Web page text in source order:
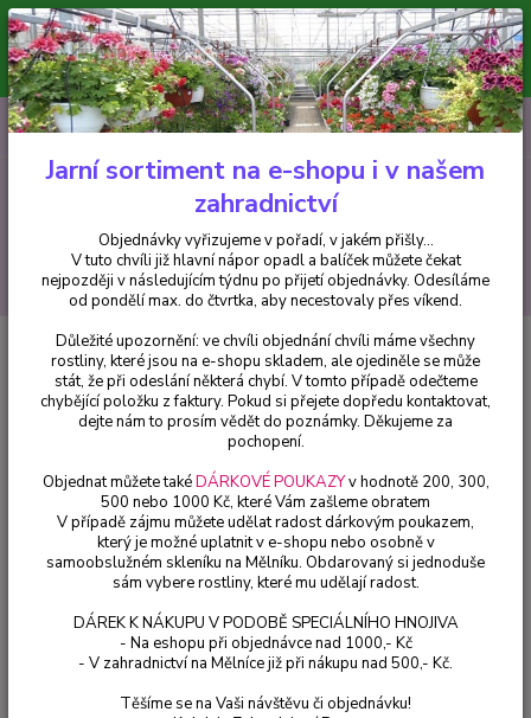
Minimální hodnota pro odeslání z e-shopu je 300 Kč.
V tuto chvíli již hlavní nápor objednávek opadl a balíček můžete čekat
nejpozději v následujícím týdnu po přijetí objednávky. Objednávky
vyřizujeme v pořadí, v jakém přišly...
CZK
Hledat
+420 602 223 614 0ks
za0 Kč
Fuchsie Mascarde - cena za kus v 3-kusovém balení
Mascarde - cena za kus v 3-
kusovém balení
Jarní sortiment na e-shopu i v našem
zahradnictví
Objednávky vyřizujeme v pořadí, v jakém přišly...
V tuto chvíli již hlavní nápor opadl a balíček můžete čekat
nejpozději v následujícím týdnu po přijetí objednávky. Odesíláme
od pondělí max. do čtvrtka, aby necestovaly přes víkend.
Důležité upozornění: ve chvíli objednání chvíli máme všechny
rostliny, které jsou na e-shopu skladem, ale ojediněle se může
stát, že při odeslání některá chybí. V tomto případě odečteme
chybějící položku z faktury. Pokud si přejete dopředu kontaktovat,
dejte nám to prosím vědět do poznámky. Děkujeme za
pochopení.
Objednat můžete takéDÁRKOVÉ POUKAZYv hodnotě 200, 300,
500 nebo 1000 Kč, které Vám zašleme obratem
V případě zájmu můžete udělat radost dárkovým poukazem,
který je možné uplatnit v e-shopu nebo osobně v
samoobslužném skleníku na Mělníku. Obdarovaný si jednoduše
sám vybere rostliny, které mu udělají radost.
DÁREK K NÁKUPU V PODOBĚ SPECIÁLNÍHO HNOJIVA
- Na eshopu při objednávce nad 1000,- Kč
- V zahradnictví na Mělníce již při nákupu nad 500,- Kč.
Těšíme se na Vaši návštěvu či objednávku!